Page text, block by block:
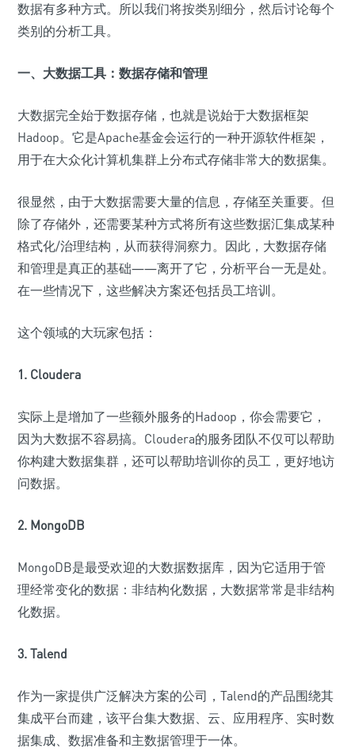
数据有多种方式。所以我们将按类别细分，然后讨论每个
类别的分析工具。
一、大数据工具：数据存储和管理
大数据完全始于数据存储，也就是说始于大数据框架
Hadoop。它是Apache基金会运行的一种开源软件框架，
用于在大众化计算机集群上分布式存储非常大的数据集。
很显然，由于大数据需要大量的信息，存储至关重要。但
除了存储外，还需要某种方式将所有这些数据汇集成某种
格式化/治理结构，从而获得洞察力。因此，大数据存储
和管理是真正的基础――离开了它，分析平台一无是处。
在一些情况下，这些解决方案还包括员工培训。
这个领域的大玩家包括：
1. Cloudera
实际上是增加了一些额外服务的Hadoop，你会需要它，
因为大数据不容易搞。Cloudera的服务团队不仅可以帮助
你构建大数据集群，还可以帮助培训你的员工，更好地访
问数据。
2. MongoDB
MongoDB是最受欢迎的大数据数据库，因为它适用于管
理经常变化的数据：非结构化数据，大数据常常是非结构
化数据。
3. Talend
作为一家提供广泛解决方案的公司，Talend的产品围绕其
集成平台而建，该平台集大数据、云、应用程序、实时数
据集成、数据准备和主数据管理于一体。